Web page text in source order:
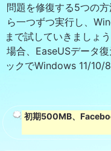
問題を修復する5つの
ら一つずつ実行し、
まで試していきましょ
場合、EaseUSデータ
ックでWindows 11/10/
初期500MB、